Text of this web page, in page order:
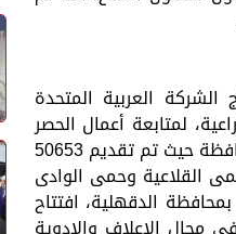
العربية المتحدة
لمتابعة أعمال الحصر
وصرف الأسمدة، كما أطلقت مديرية الطب البيطرى، قوافل بيطرية بجميع انحاء المحافظة حيث تم تقديم 50653
القلاعية وحمى الوادى
الزراعة بمحافظة الدقهلية، افتتاح